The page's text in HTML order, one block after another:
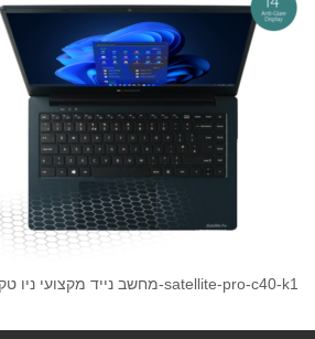
satellite-pro-c40-k1-מחשב נייד מקצועי ניו טק מחשבים טושיבה